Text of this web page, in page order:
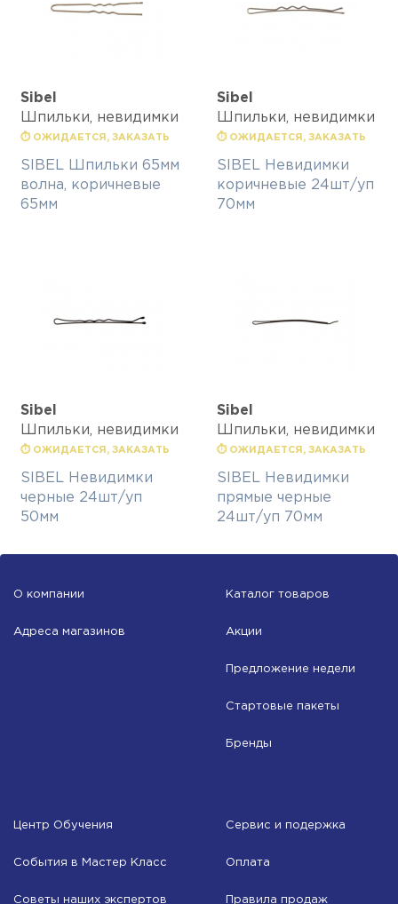
Sibel
Шпильки, невидимки
⏱ ОЖИДАЕТСЯ, ЗАКАЗАТЬ
SIBEL Шпильки 65мм
волна, коричневые
65мм
Sibel
Шпильки, невидимки
⏱ ОЖИДАЕТСЯ, ЗАКАЗАТЬ
SIBEL Невидимки
коричневые 24шт/уп
70мм
Sibel
Шпильки, невидимки
⏱ ОЖИДАЕТСЯ, ЗАКАЗАТЬ
SIBEL Невидимки
черные 24шт/уп
50мм
Sibel
Шпильки, невидимки
⏱ ОЖИДАЕТСЯ, ЗАКАЗАТЬ
SIBEL Невидимки
прямые черные
24шт/уп 70мм
О компании
Адреса магазинов
Каталог товаров
Акции
Предложение недели
Стартовые пакеты
Бренды
Центр Обучения
События в Мастер Класс
Советы наших экспертов
Сервис и подержка
Оплата
Правила продаж